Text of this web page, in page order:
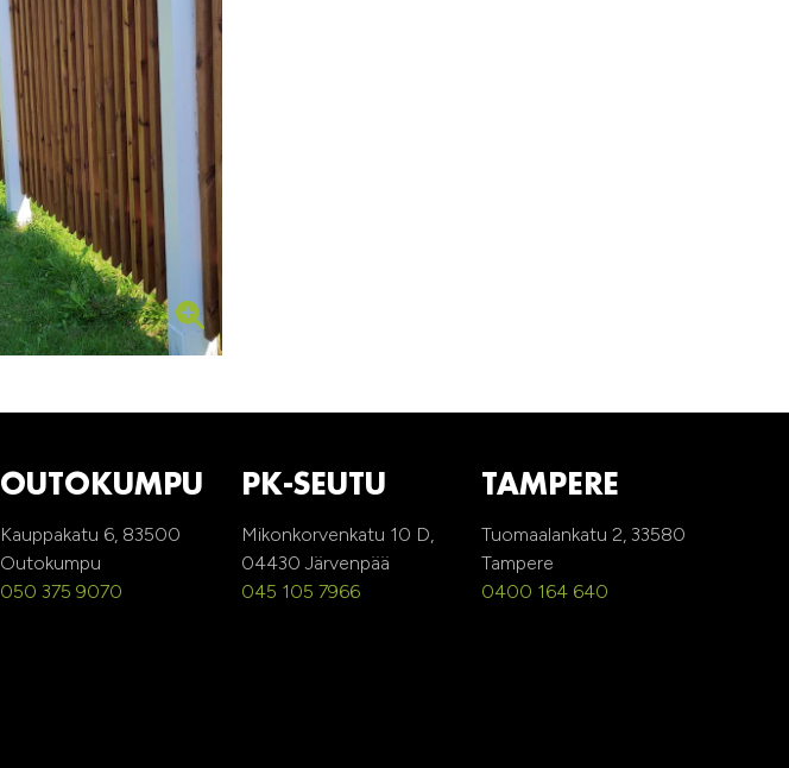
OUTOKUMPU
Kauppakatu 6, 83500
Outokumpu
050 375 9070
PK-SEUTU
Mikonkorvenkatu 10 D,
04430 Järvenpää
045 105 7966
TAMPERE
Tuomaalankatu 2, 33580
Tampere
0400 164 640